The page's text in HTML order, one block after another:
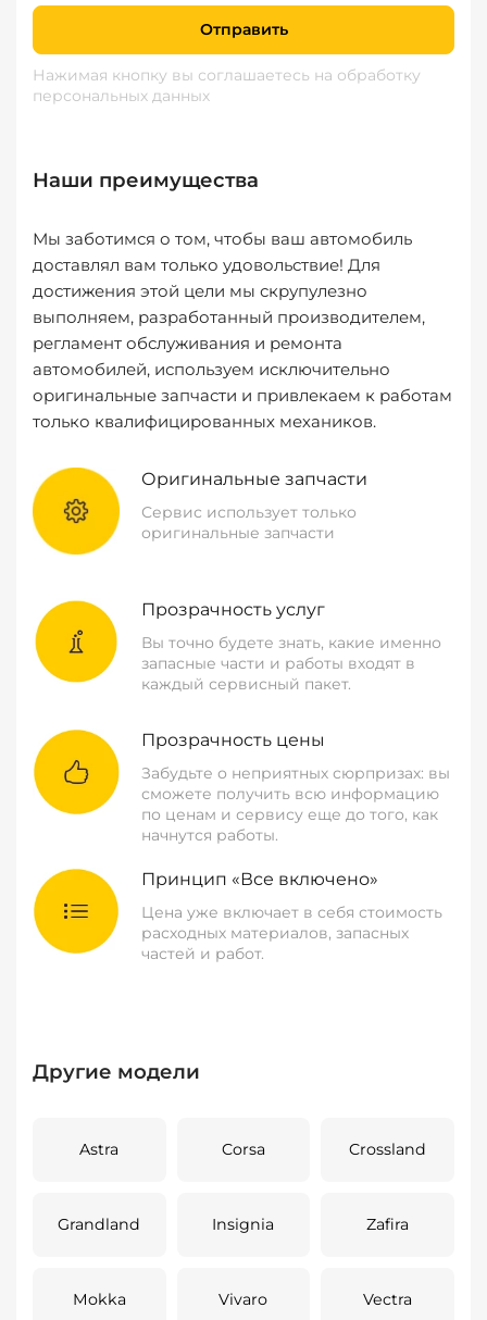
Отправить
Нажимая кнопку вы соглашаетесь на обработку
персональных данных
Наши преимущества
Мы заботимся о том, чтобы ваш автомобиль
доставлял вам только удовольствие! Для
достижения этой цели мы скрупулезно
выполняем, разработанный производителем,
регламент обслуживания и ремонта
автомобилей, используем исключительно
оригинальные запчасти и привлекаем к работам
только квалифицированных механиков.
Оригинальные запчасти
Сервис использует только
оригинальные запчасти
Прозрачность услуг
Вы точно будете знать, какие именно
запасные части и работы входят в
каждый сервисный пакет.
Прозрачность цены
Забудьте о неприятных сюрпризах: вы
сможете получить всю информацию
по ценам и сервису еще до того, как
начнутся работы.
Принцип «Все включено»
Цена уже включает в себя стоимость
расходных материалов, запасных
частей и работ.
Другие модели
Astra Corsa Crossland
Grandland Insignia Zafira
Mokka Vivaro Vectra